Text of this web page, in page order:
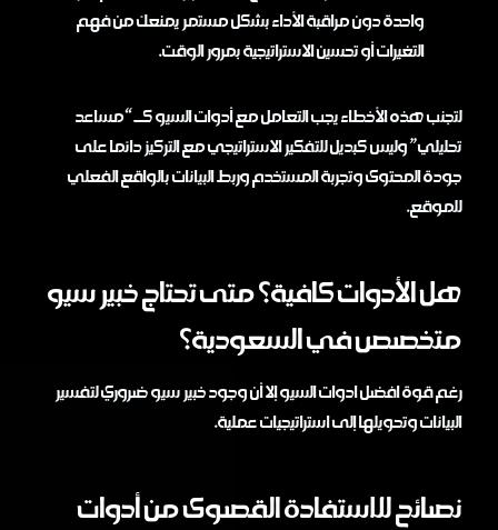
واحدة دون مراقبة الأداء بشكل مستمر يمنعك من فهم
التغيرات أو تحسين الاستراتيجية بمرور الوقت.
لتجنب هذه الأخطاء يجب التعامل مع أدوات السيو كـ “مساعد
تحليلي” وليس كبديل للتفكير الاستراتيجي مع التركيز دائما على
جودة المحتوى وتجربة المستخدم وربط البيانات بالواقع الفعلي
للموقع.
هل الأدوات كافية؟ متى تحتاج خبير سيو
متخصص في السعودية؟
رغم قوة افضل ادوات السيو إلا أن وجود خبير سيو ضروري لتفسير
البيانات وتحويلها إلى استراتيجيات عملية.
نصائح للاستفادة القصوى من أدوات